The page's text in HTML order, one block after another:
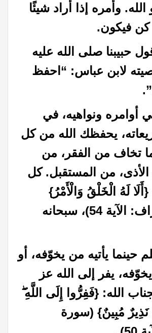
وأمره إذا أراد شيئًا
كن فيكون.
حبيبنا صلى الله عليه
لابن عباس: “احفظ
أوامره ونواهيه، في
يحفظك الله من كل
تخاف من الفقر، من
من المستقبل. كل
{أَلَا لَهُ الْخَلْقُ وَالْأَمْرُ}
(سورة الأعراف: الآية 54)، سبحانه
حينما يأتيه من يخوّفه، أو
يفر إلى الله عز
الله: {فَفِرُّوا إِلَى اللَّهِ
نَذِيرٌ مُبِينٌ} (سورة